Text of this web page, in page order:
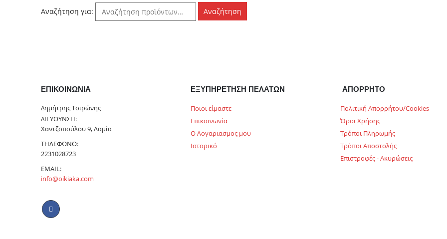
Αναζήτηση για: Αναζήτηση
ΕΠΙΚΟΙΝΩΝΊΑ
Δημήτρης Τσιρώνης
ΔΙΕΎΘΥΝΣΗ:
Χαντζοπούλου 9, Λαμία
ΤΗΛΈΦΩΝΟ:
2231028723
EMAIL:
info@oikiaka.com
ΕΞΥΠΗΡΕΤΗΣΗ ΠΕΛΑΤΩΝ
Ποιοι είμαστε
Επικοινωνία
Ο Λογαριασμος μου
Ιστορικό
ΑΠΟΡΡΗΤΟ
Πολιτική Απορρήτου/Cookies
Όροι Χρήσης
Τρόποι Πληρωμής
Τρόποι Αποστολής
Επιστροφές - Ακυρώσεις